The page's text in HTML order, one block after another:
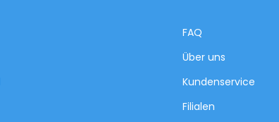
FAQ
Über uns
Kundenservice
Filialen